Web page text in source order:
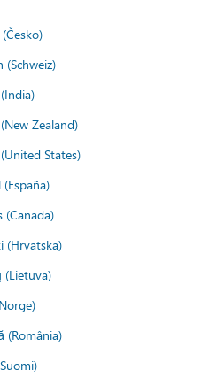
(Schweiz)
Zealand)
States)
(España)
(Canada)
(Hrvatska)
(Lietuva)
(România)